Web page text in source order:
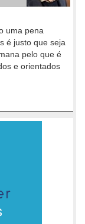
uma pena
é justo que seja
pelo que é
e orientados